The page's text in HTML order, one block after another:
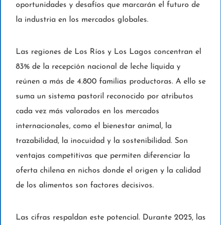
oportunidades y desafíos que marcarán el futuro de
la industria en los mercados globales.
Las regiones de Los Ríos y Los Lagos concentran el
83% de la recepción nacional de leche líquida y
reúnen a más de 4.800 familias productoras. A ello se
suma un sistema pastoril reconocido por atributos
cada vez más valorados en los mercados
internacionales, como el bienestar animal, la
trazabilidad, la inocuidad y la sostenibilidad. Son
ventajas competitivas que permiten diferenciar la
oferta chilena en nichos donde el origen y la calidad
de los alimentos son factores decisivos.
Las cifras respaldan este potencial. Durante 2025, las